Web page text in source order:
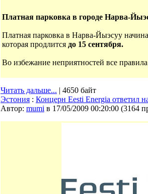
Платная парковка в городе Нарва-
Платная парковка в Нарва-Йыэсуу
которая продлится до 15 сентября.
Во избежание неприятностей все
Читать дальше... | 4650 байт
Эстония : Концерн Eesti Energia ответил
Автор: mumi в 17/05/2009 00:20:00 (3164